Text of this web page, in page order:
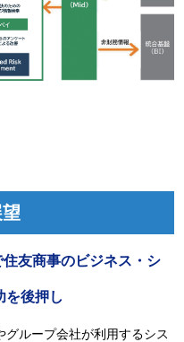
友商事のビジネス・シ
を後押し
ループ会社が利用するシス